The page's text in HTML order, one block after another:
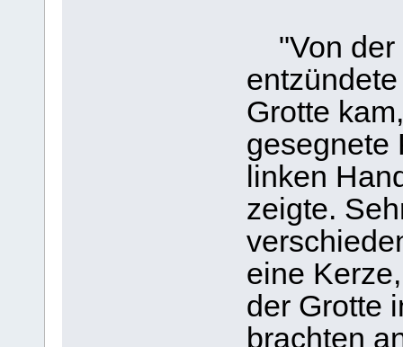
"Von der
Grotte
gesegnete
linken
zeigte.
eine
der Grotte
brachten